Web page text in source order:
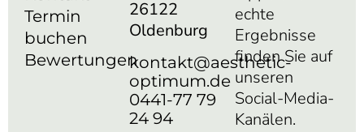
Termin
buchen
Bewertungen
26122
Oldenburg
kontakt@aesthetic-
optimum.de
0441-77 79
24 94
echte
Ergebnisse
finden Sie auf
unseren
Social-Media-
Kanälen.